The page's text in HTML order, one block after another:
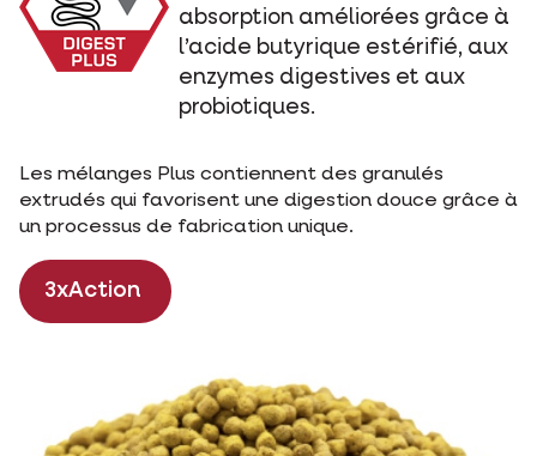
absorption améliorées grâce à
l’acide butyrique estérifié, aux
enzymes digestives et aux
probiotiques.
Les mélanges Plus contiennent des granulés
extrudés qui favorisent une digestion douce grâce à
un processus de fabrication unique.
3xAction